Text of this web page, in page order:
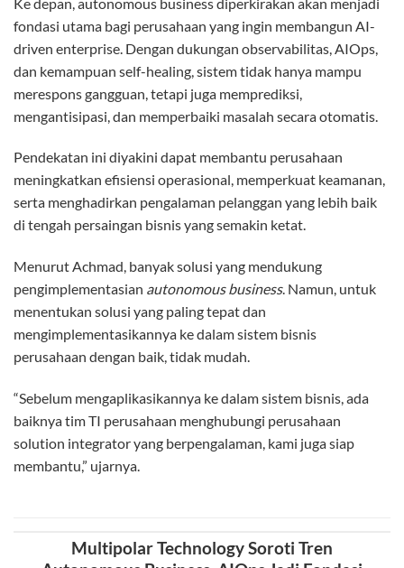
fondasi utama bagi perusahaan yang ingin membangun AI-
driven enterprise. Dengan dukungan observabilitas, AIOps,
dan kemampuan self-healing, sistem tidak hanya mampu
merespons gangguan, tetapi juga memprediksi,
mengantisipasi, dan memperbaiki masalah secara otomatis.
Pendekatan ini diyakini dapat membantu perusahaan
meningkatkan efisiensi operasional, memperkuat keamanan,
serta menghadirkan pengalaman pelanggan yang lebih baik
di tengah persaingan bisnis yang semakin ketat.
Menurut Achmad, banyak solusi yang mendukung
pengimplementasian autonomous business. Namun, untuk
menentukan solusi yang paling tepat dan
mengimplementasikannya ke dalam sistem bisnis
perusahaan dengan baik, tidak mudah.
“Sebelum mengaplikasikannya ke dalam sistem bisnis, ada
baiknya tim TI perusahaan menghubungi perusahaan
solution integrator yang berpengalaman, kami juga siap
membantu,” ujarnya.
Multipolar Technology Soroti Tren